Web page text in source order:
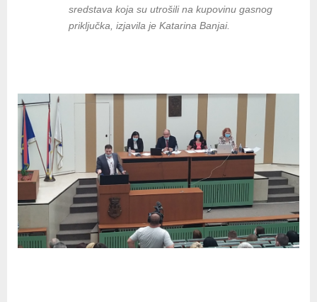
sredstava koja su utrošili na kupovinu gasnog
priključka, izjavila je Katarina Banjai.